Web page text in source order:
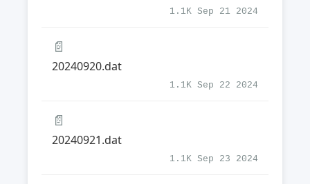
1.1K Sep 21 2024
📄
20240920.dat
1.1K Sep 22 2024
📄
20240921.dat
1.1K Sep 23 2024